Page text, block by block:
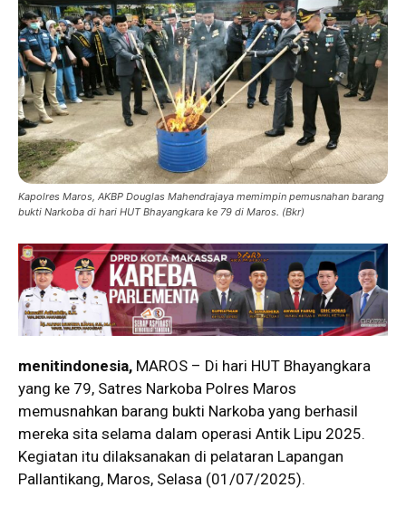
Kapolres Maros, AKBP Douglas Mahendrajaya memimpin pemusnahan barang
bukti Narkoba di hari HUT Bhayangkara ke 79 di Maros. (Bkr)
menitindonesia, MAROS – Di hari HUT Bhayangkara
yang ke 79, Satres Narkoba Polres Maros
memusnahkan barang bukti Narkoba yang berhasil
mereka sita selama dalam operasi Antik Lipu 2025.
Kegiatan itu dilaksanakan di pelataran Lapangan
Pallantikang, Maros, Selasa (01/07/2025).